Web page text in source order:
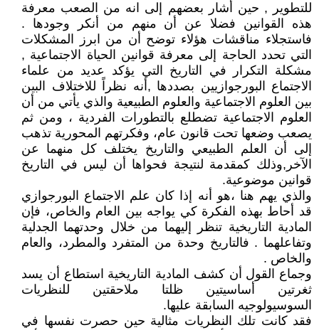
للتطوير , حين أشار بعضهم إلى انه من الصعب معرفة
هذه القوانين فضلا عن أن منهم من أنكر وجودها .
فاستجلاء مناقشات هؤلاء توضح أن من ابرز المشكلات
التي تحدد الحاجة إلى معرفة قوانين الحياة الاجتماعية ,
مشكلة التكرار في التاريخ التي يؤكد عديد من علماء
الاجتماع البورجوازيين بصددها ,أنه نظراً للاختلاف البين
بين العلوم الاجتماعية والعلوم الطبيعية والذي يأتي من أن
العلوم الاجتماعية تضطلع بالتطورات الفردية ، ومن ثم
يصعب وضعها تحت قانون عام، وفكرتهم المحورية تذهب
إلى أن العلم الطبيعي والتاريخ يختلف كل منهما عن
الآخر,وذلك كمقدمة لنتيجة فحواها أن ليس في التاريخ
قوانين موضوعية.
والذي يهم هنا ،هو أنه إذا كان علم الاجتماع البورجوازي
قد أحاط بهذه الفكرة كي يواجه بين العام والخاص، فإن
المادية التاريخية تنظر إليهما من خلال وحدتهما الجدلية
وتفاعلهما . فالتاريخ وحدة من المتفرد والمطرد، والعام
والخاص .
وجماع القول أن كشف المادية التاريخية استطاع أن يسد
ثغرتين أساسيتين ظلتا ملاحقتين للنظريات
السوسيولوجيه السابقة عليها.
فقد كانت تلك النظريات مثالية حين حصرت نفسها في